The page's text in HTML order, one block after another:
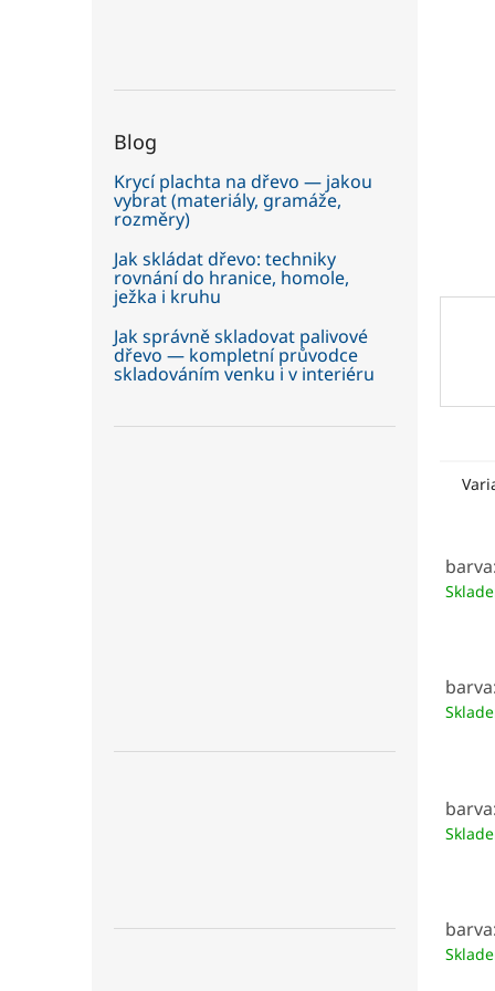
Blog
Krycí plachta na dřevo — jakou
vybrat (materiály, gramáže,
rozměry)
Jak skládat dřevo: techniky
rovnání do hranice, homole,
ježka i kruhu
Jak správně skladovat palivové
dřevo — kompletní průvodce
skladováním venku i v interiéru